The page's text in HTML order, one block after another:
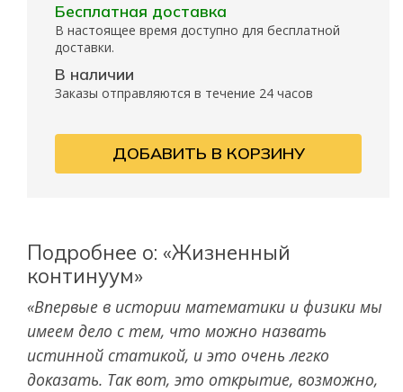
Бесплатная доставка
В настоящее время доступно для бесплатной
доставки.
В наличии
Заказы отправляются в течение 24 часов
ДОБАВИТЬ В КОРЗИНУ
Подробнее о: «Жизненный
континуум»
«Впервые в истории математики и физики мы
имеем дело с тем, что можно назвать
истинной статикой, и это очень легко
доказать. Так вот, это открытие, возможно,